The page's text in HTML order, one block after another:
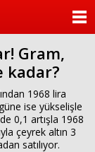
Gram,
kadar?
1968 lira
ise yükselişle
0,1 artışla 1968
çeyrek altın 3
satılıyor.